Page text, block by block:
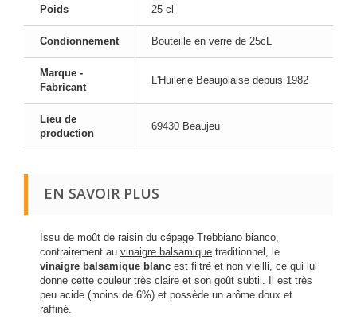
Poids 25 cl
Condionnement Bouteille en verre de 25cL
Marque -
Fabricant
L'Huilerie Beaujolaise depuis 1982
Lieu de
production
69430 Beaujeu
EN SAVOIR PLUS
Issu de moût de raisin du cépage Trebbiano bianco,
contrairement au vinaigre balsamique traditionnel, le
vinaigre balsamique blanc est filtré et non vieilli, ce qui lui
donne cette couleur très claire et son goût subtil. Il est très
peu acide (moins de 6%) et possède un arôme doux et
raffiné.